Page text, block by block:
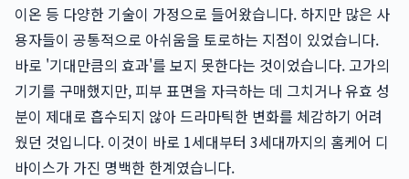
이온 등 다양한 기술이 가정으로 들어왔습니다. 하지만 많은 사
용자들이 공통적으로 아쉬움을 토로하는 지점이 있었습니다.
바로 '기대만큼의 효과'를 보지 못한다는 것이었습니다. 고가의
기기를 구매했지만, 피부 표면을 자극하는 데 그치거나 유효 성
분이 제대로 흡수되지 않아 드라마틱한 변화를 체감하기 어려
웠던 것입니다. 이것이 바로 1세대부터 3세대까지의 홈케어 디
바이스가 가진 명백한 한계였습니다.